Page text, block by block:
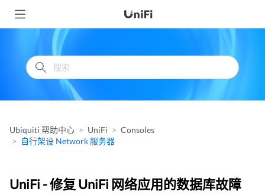
Ubiquiti 帮助中心 UniFi
Consoles
自行架设 Network 服务器
UniFi - 修复 UniFi 网络应用的数据库故障